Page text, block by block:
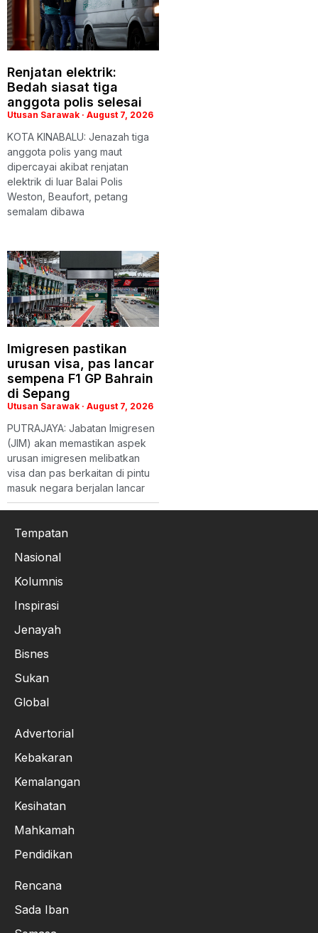
Renjatan elektrik:
Bedah siasat tiga
anggota polis selesai
Utusan Sarawak August 7, 2026
KOTA KINABALU: Jenazah tiga
anggota polis yang maut
dipercayai akibat renjatan
elektrik di luar Balai Polis
Weston, Beaufort, petang
semalam dibawa
Imigresen pastikan
urusan visa, pas lancar
sempena F1 GP Bahrain
di Sepang
Utusan Sarawak August 7, 2026
PUTRAJAYA: Jabatan Imigresen
(JIM) akan memastikan aspek
urusan imigresen melibatkan
visa dan pas berkaitan di pintu
masuk negara berjalan lancar
Tempatan
Nasional
Kolumnis
Inspirasi
Jenayah
Bisnes
Sukan
Global
Advertorial
Kebakaran
Kemalangan
Kesihatan
Mahkamah
Pendidikan
Rencana
Sada Iban